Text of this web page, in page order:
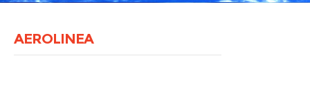
AEROLINEA